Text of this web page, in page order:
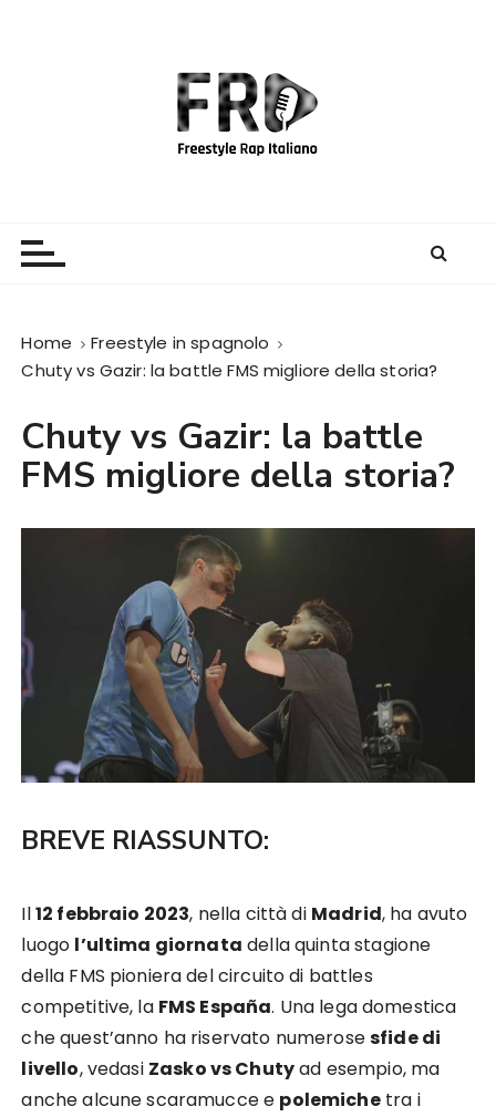
Home
Freestyle in spagnolo
Chuty vs Gazir: la battle FMS migliore della storia?
Chuty vs Gazir: la battle
FMS migliore della storia?
BREVE RIASSUNTO:
Il12 febbraio 2023, nella città di Madrid, ha avuto
luogo l’ultima giornata della quinta stagione
della FMS pioniera del circuito di battles
competitive, la FMS España. Una lega domestica
che quest’anno ha riservato numerosesfide di
livello, vedasi Zasko vs Chutyad esempio, ma
anche alcune scaramucce e polemichetra i